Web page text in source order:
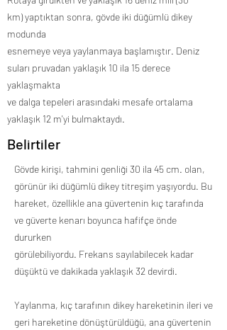
km) yaptıktan sonra, gövde iki düğümlü dikey
modunda
esnemeye veya yaylanmaya başlamıştır. Deniz
suları pruvadan yaklaşık 10 ila 15 derece
yaklaşmakta
ve dalga tepeleri arasındaki mesafe ortalama
yaklaşık 12 m'yi bulmaktaydı.
Belirtiler
Gövde kirişi, tahmini genliği 30 ila 45 cm. olan,
görünür iki düğümlü dikey titreşim yaşıyordu. Bu
hareket, özellikle ana güvertenin kıç tarafında
ve güverte kenarı boyunca hafifçe önde
dururken
görülebiliyordu. Frekans sayılabilecek kadar
düşüktü ve dakikada yaklaşık 32 devirdi.
Yaylanma, kıç tarafının dikey hareketinin ileri ve
geri hareketine dönüştürüldüğü, ana güvertenin